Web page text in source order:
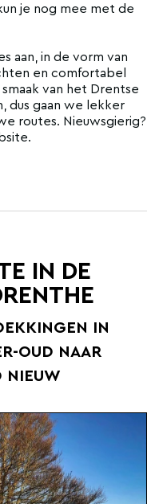
je nog mee met de
aan, in de vorm van
en comfortabel
van het Drentse
dus gaan we lekker
routes. Nieuwsgierig?
IN DE
IN
OUD NAAR
NIEUW